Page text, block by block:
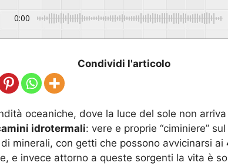
0:00
Condividi l'articolo
oceaniche, dove la luce del sole non
idrotermali: vere e proprie “ciminiere”
minerali, con getti che possono avvicinarsi ai
e invece attorno a queste sorgenti la vita è